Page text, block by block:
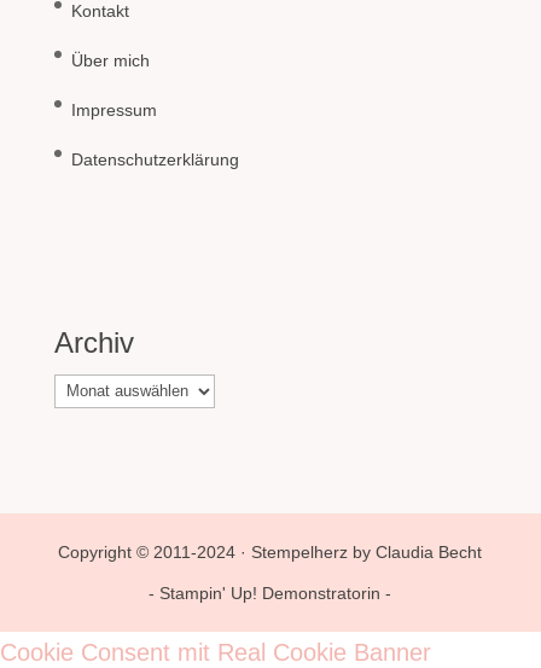
Kontakt
Über mich
Impressum
Datenschutzerklärung
Archiv
Archiv
Copyright © 2011-2024 · Stempelherz by Claudia Becht
- Stampin' Up! Demonstratorin -
Cookie Consent mit Real Cookie Banner